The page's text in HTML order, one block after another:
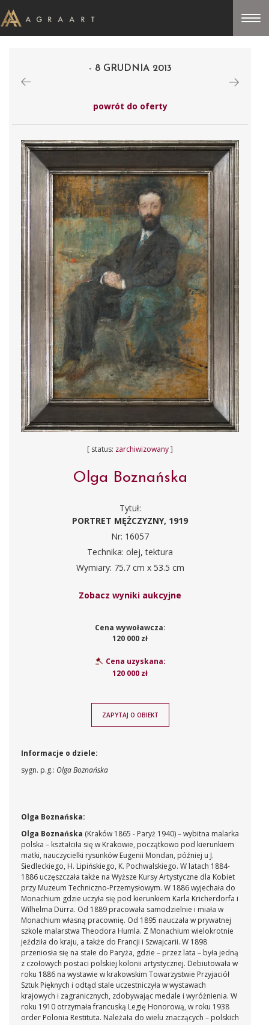
- 8 GRUDNIA 2013
powrót do oferty
[ status: zarchiwizowany]
Olga Boznańska
Tytuł:
PORTRET MĘŻCZYZNY, 1919
Nr: 16057
Technika: olej, tektura
Wymiary: 75.7 cm x 53.5 cm
Zobacz wyniki aukcyjne
Cena wywoławcza:
120 000 zł
Cena uzyskana:
120 000 zł
ZAPYTAJ O OBIEKT
Informacje o dziele:
sygn. p.g.: Olga Boznańska
Olga Boznańska:
Olga Boznańska (Kraków 1865 - Paryż 1940) – wybitna malarka
polska – kształciła się w Krakowie, początkowo pod kierunkiem
matki, nauczycielki rysunków Eugenii Mondan, później u J.
Siedleckiego, H. Lipińskiego, K. Pochwalskiego. W latach 1884-
1886 uczęszczała także na Wyższe Kursy Artystyczne dla Kobiet
przy Muzeum Techniczno-Przemysłowym. W 1886 wyjechała do
Monachium gdzie uczyła się pod kierunkiem Karla Kricherdorfa i
Wilhelma Dürra. Od 1889 pracowała samodzielnie i miała w
Monachium własną pracownię. Od 1895 nauczała w prywatnej
szkole malarstwa Theodora Humla. Z Monachium wielokrotnie
jeździła do kraju, a także do Francji i Szwajcarii. W 1898
przeniosła się na stałe do Paryża, gdzie – przez lata – była jedną
z czołowych postaci polskiej kolonii artystycznej. Debiutowała w
roku 1886 na wystawie w krakowskim Towarzystwie Przyjaciół
Sztuk Pięknych i odtąd stale uczestniczyła w wystawach
krajowych i zagranicznych, zdobywając medale i wyróżnienia. W
roku 1910 otrzymała francuską Legię Honorową, w roku 1938
order Polonia Restituta. Należała do wielu znaczących – polskich